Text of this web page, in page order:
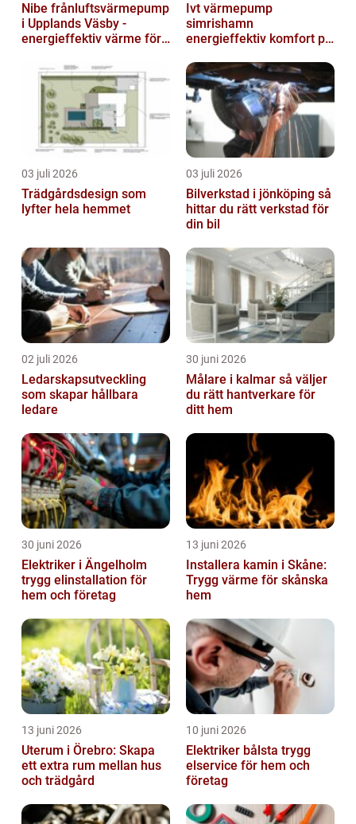
Nibe frånluftsvärmepump
i Upplands Väsby -
energieffektiv värme för
Ivt värmepump
simrishamn
energieffektiv komfort på
03 juli 2026
Trädgårdsdesign som
lyfter hela hemmet
03 juli 2026
Bilverkstad i jönköping så
hittar du rätt verkstad för
din bil
02 juli 2026
Ledarskapsutveckling
som skapar hållbara
ledare
30 juni 2026
Målare i kalmar så väljer
du rätt hantverkare för
ditt hem
30 juni 2026
Elektriker i Ängelholm
trygg elinstallation för
hem och företag
13 juni 2026
Installera kamin i Skåne:
Trygg värme för skånska
hem
13 juni 2026
Uterum i Örebro: Skapa
ett extra rum mellan hus
och trädgård
10 juni 2026
Elektriker bålsta trygg
elservice för hem och
företag